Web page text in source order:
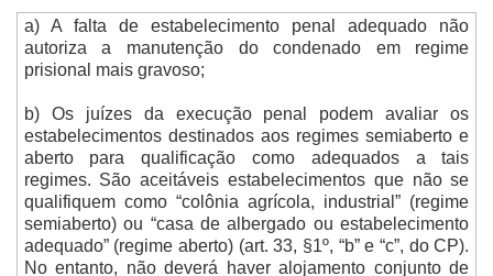
a) A falta de estabelecimento penal adequado não
autoriza a manutenção do condenado em regime
prisional mais gravoso;
b) Os juízes da execução penal podem avaliar os
estabelecimentos destinados aos regimes semiaberto e
aberto para qualificação como adequados a tais
regimes. São aceitáveis estabelecimentos que não se
qualifiquem como “colônia agrícola, industrial” (regime
semiaberto) ou “casa de albergado ou estabelecimento
adequado” (regime aberto) (art. 33, §1º, “b” e “c”, do CP).
No entanto, não deverá haver alojamento conjunto de